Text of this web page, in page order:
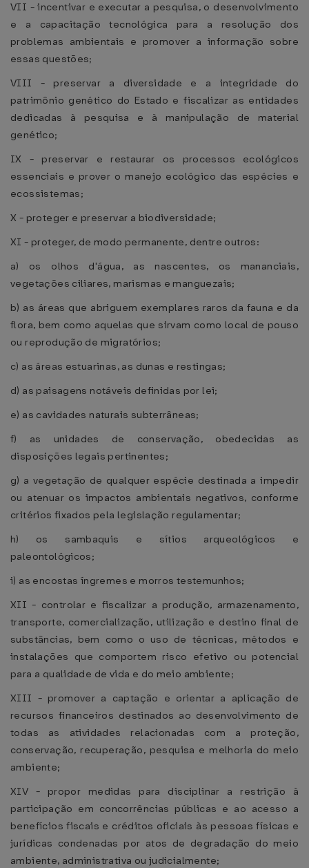
VII - incentivar e executar a pesquisa, o desenvolvimento
e a capacitação tecnológica para a resolução dos
problemas ambientais e promover a informação sobre
essas questões;
VIII - preservar a diversidade e a integridade do
patrimônio genético do Estado e fiscalizar as entidades
dedicadas à pesquisa e à manipulação de material
genético;
IX - preservar e restaurar os processos ecológicos
essenciais e prover o manejo ecológico das espécies e
ecossistemas;
X - proteger e preservar a biodiversidade;
XI - proteger, de modo permanente, dentre outros:
a) os olhos d'água, as nascentes, os mananciais,
vegetações ciliares, marismas e manguezais;
b) as áreas que abriguem exemplares raros da fauna e da
flora, bem como aquelas que sirvam como local de pouso
ou reprodução de migratórios;
c) as áreas estuarinas, as dunas e restingas;
d) as paisagens notáveis definidas por lei;
e) as cavidades naturais subterrâneas;
f) as unidades de conservação, obedecidas as
disposições legais pertinentes;
g) a vegetação de qualquer espécie destinada a impedir
ou atenuar os impactos ambientais negativos, conforme
critérios fixados pela legislação regulamentar;
h) os sambaquis e sítios arqueológicos e
paleontológicos;
i) as encostas íngremes e morros testemunhos;
XII - controlar e fiscalizar a produção, armazenamento,
transporte, comercialização, utilização e destino final de
substâncias, bem como o uso de técnicas, métodos e
instalações que comportem risco efetivo ou potencial
para a qualidade de vida e do meio ambiente;
XIII - promover a captação e orientar a aplicação de
recursos financeiros destinados ao desenvolvimento de
todas as atividades relacionadas com a proteção,
conservação, recuperação, pesquisa e melhoria do meio
ambiente;
XIV - propor medidas para disciplinar a restrição à
participação em concorrências públicas e ao acesso a
benefícios fiscais e créditos oficiais às pessoas físicas e
jurídicas condenadas por atos de degradação do meio
ambiente, administrativa ou judicialmente;